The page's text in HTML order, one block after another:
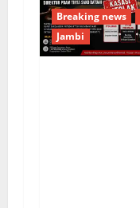
Breaking news
Jambi